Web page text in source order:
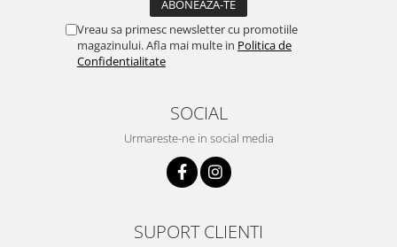
Vreau sa primesc newsletter cu promotiile
magazinului. Afla mai multe in Politica de
Confidentialitate
SOCIAL
Urmareste-ne in social media
SUPORT CLIENTI